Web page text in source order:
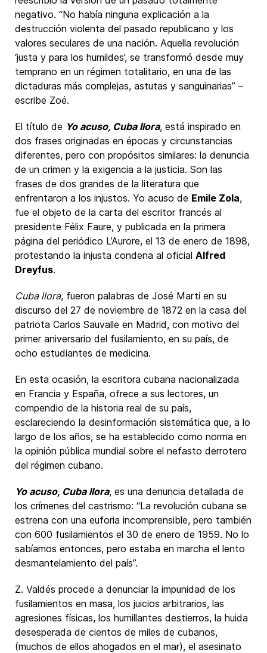
negativo. “No había ninguna explicación a la
destrucción violenta del pasado republicano y los
valores seculares de una nación. Aquella revolución
‘justa y para los humildes’, se transformó desde muy
temprano en un régimen totalitario, en una de las
dictaduras más complejas, astutas y sanguinarias” –
escribe Zoé.
El título de Yo acuso, Cuba llora, está inspirado en
dos frases originadas en épocas y circunstancias
diferentes, pero con propósitos similares: la denuncia
de un crimen y la exigencia a la justicia. Son las
frases de dos grandes de la literatura que
enfrentaron a los injustos. Yo acuso de Emile Zola,
fue el objeto de la carta del escritor francés al
presidente Félix Faure, y publicada en la primera
página del periódico L’Aurore, el 13 de enero de 1898,
protestando la injusta condena al oficial Alfred
Dreyfus.
Cuba llora, fueron palabras de José Martí en su
discurso del 27 de noviembre de 1872 en la casa del
patriota Carlos Sauvalle en Madrid, con motivo del
primer aniversario del fusilamiento, en su país, de
ocho estudiantes de medicina.
En esta ocasión, la escritora cubana nacionalizada
en Francia y España, ofrece a sus lectores, un
compendio de la historia real de su país,
esclareciendo la desinformación sistemática que, a lo
largo de los años, se ha establecido como norma en
la opinión pública mundial sobre el nefasto derrotero
del régimen cubano.
Yo acuso, Cuba llora, es una denuncia detallada de
los crímenes del castrismo: “La revolución cubana se
estrena con una euforia incomprensible, pero también
con 600 fusilamientos el 30 de enero de 1959. No lo
sabíamos entonces, pero estaba en marcha el lento
desmantelamiento del país”.
Z. Valdés procede a denunciar la impunidad de los
fusilamientos en masa, los juicios arbitrarios, las
agresiones físicas, los humillantes destierros, la huida
desesperada de cientos de miles de cubanos,
(muchos de ellos ahogados en el mar), el asesinato